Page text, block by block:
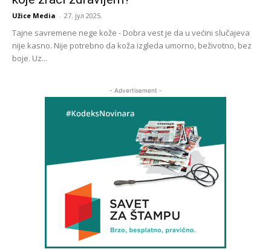
Užice Media - 27. јул 2025.
Tajne savremene nege kože - Dobra vest je da u većini slučajeva
nije kasno. Nije potrebno da koža izgleda umorno, beživotno, bez
boje. Uz...
- Advertisement -